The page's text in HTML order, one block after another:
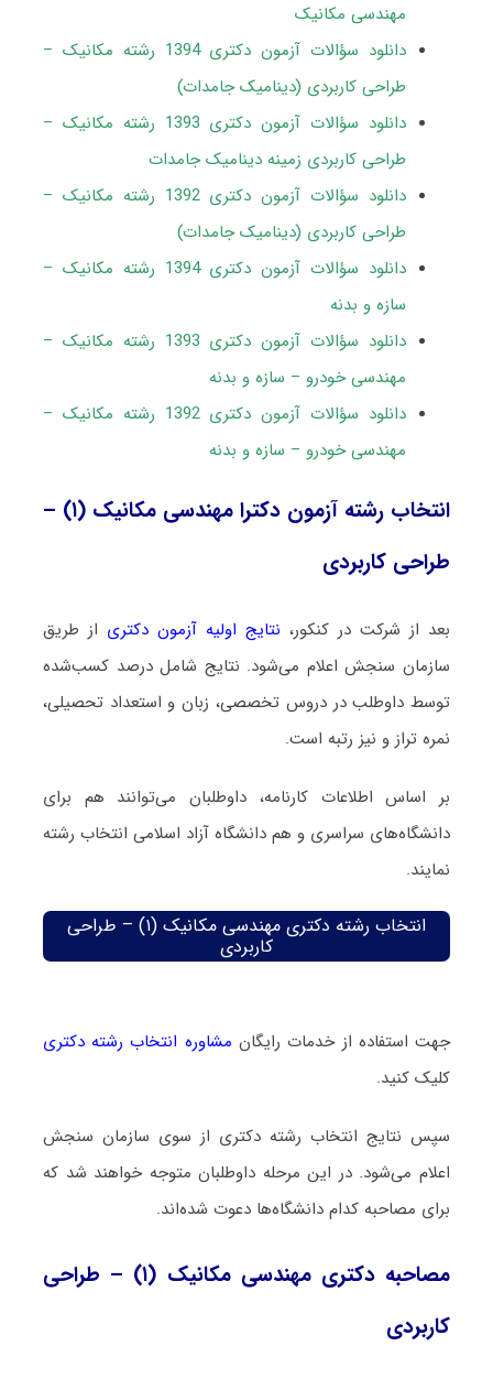
مهندسی مکانیک
دانلود سؤالات آزمون دکتری 1394 رشته مکانیک –
طراحی کاربردی (دینامیک جامدات)
دانلود سؤالات آزمون دکتری 1393 رشته مکانیک –
طراحی کاربردی زمینه دینامیک جامدات
دانلود سؤالات آزمون دکتری 1392 رشته مکانیک –
طراحی کاربردی (دینامیک جامدات)
دانلود سؤالات آزمون دکتری 1394 رشته مکانیک –
سازه و بدنه
دانلود سؤالات آزمون دکتری 1393 رشته مکانیک –
مهندسی خودرو – سازه و بدنه
دانلود سؤالات آزمون دکتری 1392 رشته مکانیک –
مهندسی خودرو – سازه و بدنه
انتخاب رشته آزمون دکترا مهندسی مکانیک (۱) –
طراحی کاربردی
بعد از شرکت در کنکور، نتایج اولیه آزمون دکتری از طریق
سازمان سنجش اعلام می‌شود. نتایج شامل درصد کسب‌شده
توسط داوطلب در دروس تخصصی، زبان و استعداد تحصیلی،
نمره تراز و نیز رتبه است.
بر اساس اطلاعات کارنامه، داوطلبان می‌توانند هم برای
دانشگاه‌های سراسری و هم دانشگاه آزاد اسلامی انتخاب رشته
نمایند.
انتخاب رشته دکتری مهندسی مکانیک (۱) – طراحی
کاربردی
جهت استفاده از خدمات رایگان مشاوره انتخاب رشته دکتری
کلیک کنید.
سپس نتایج انتخاب رشته دکتری از سوی سازمان سنجش
اعلام می‌شود. در این مرحله داوطلبان متوجه خواهند شد که
برای مصاحبه کدام دانشگاه‌ها دعوت شده‌اند.
مصاحبه دکتری مهندسی مکانیک (۱) – طراحی
کاربردی